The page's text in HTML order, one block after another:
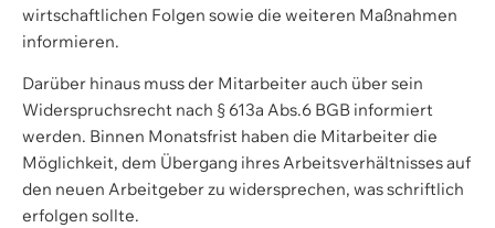
wirtschaftlichen Folgen sowie die weiteren Maßnahmen
informieren.
Darüber hinaus muss der Mitarbeiter auch über sein
Widerspruchsrecht nach § 613a Abs.6 BGB informiert
werden. Binnen Monatsfrist haben die Mitarbeiter die
Möglichkeit, dem Übergang ihres Arbeitsverhältnisses auf
den neuen Arbeitgeber zu widersprechen, was schriftlich
erfolgen sollte.